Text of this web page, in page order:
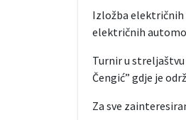
Izložba električnih
električnih
Turnir u
Čengić” gdje je
Za sve